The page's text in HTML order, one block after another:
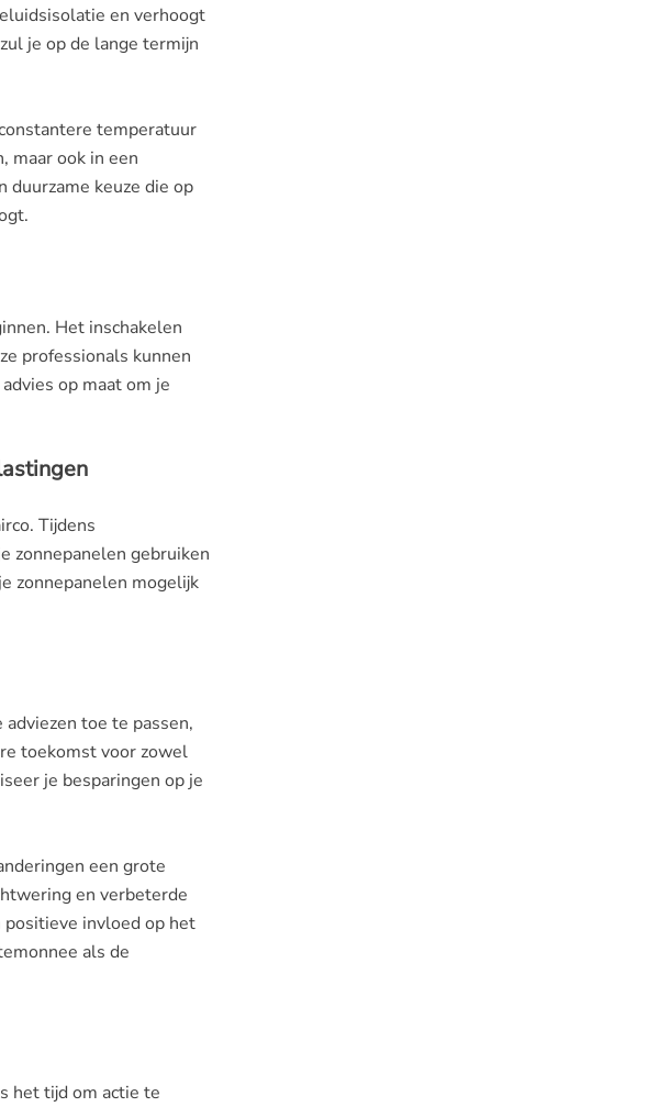
en verhoogt
je op de lange termijn
temperatuur
maar ook in een
keuze die op
Het inschakelen
professionals kunnen
op maat om je
Tijdens
zonnepanelen gebruiken
zonnepanelen mogelijk
toe te passen,
toekomst voor zowel
je besparingen op je
een grote
en verbeterde
positieve invloed op het
als de
het tijd om actie te